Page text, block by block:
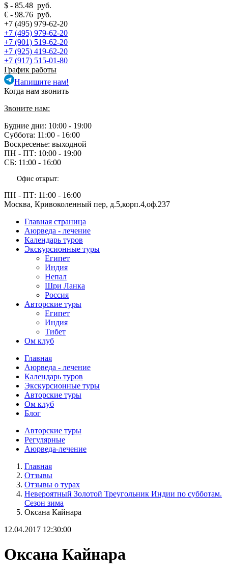
$ - 85.48 руб.
€ - 98.76 руб.
+7 (495) 979-62-20
+7 (495) 979-62-20
+7 (901) 519-62-20
+7 (925) 419-62-20
+7 (917) 515-01-80
График работы
Напишите нам!
Когда нам звонить
Звоните нам:
Будние дни: 10:00 - 19:00
Суббота: 11:00 - 16:00
Воскресенье: выходной
ПН - ПТ: 10:00 - 19:00
СБ: 11:00 - 16:00
Офис открыт:
ПН - ПТ: 11:00 - 16:00
Москва, Кривоколенный пер, д.5,корп.4,оф.237
Главная страница
Аюрведа - лечение
Календарь туров
Экскурсионные туры
Египет
Индия
Непал
Шри Ланка
Россия
Авторские туры
Египет
Индия
Тибет
Ом клуб
Главная
Аюрведа - лечение
Календарь туров
Экскурсионные туры
Авторские туры
Ом клуб
Блог
Авторские туры
Регулярные
Аюрведа-лечение
Главная
Отзывы
Отзывы о турах
Невероятный Золотой Треугольник Индии по субботам.
Сезон зима
Оксана Кайнара
12.04.2017 12:30:00
Оксана Кайнара